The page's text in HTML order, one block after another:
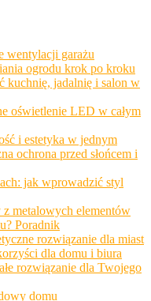
wentylacji garażu
ogrodu krok po kroku
kuchnię, jadalnię i salon w
oświetlenie LED w całym
i estetyka w jednym
ochrona przed słońcem i
jak wprowadzić styl
metalowych elementów
Poradnik
rozwiązanie dla miast
dla domu i biura
rozwiązanie dla Twojego
domu